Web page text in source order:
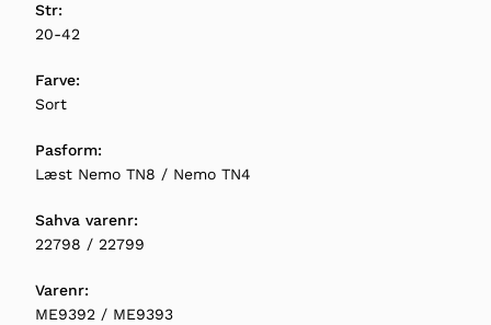
Str:
20-42
Farve:
Sort
Pasform:
Læst Nemo TN8 / Nemo TN4
Sahva varenr:
22798 / 22799
Varenr:
ME9392 / ME9393